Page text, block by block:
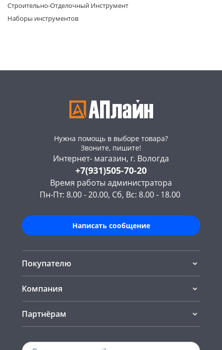
Строительно-Отделочный Инструмент
Наборы инструментов
Нужна помощь в выборе товара?
Звоните, пишите!
Интернет- магазин, г. Вологда
+7(931)505-70-20
Время работы администратора
Пн-Пт: 8.00 - 20.00, Сб, Вс: 8.00 - 18.00
Написать сообщение
Покупателю
Компания
Партнёрам